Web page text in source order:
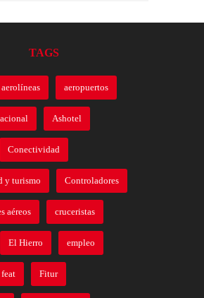
TAGS
aerolíneas aeropuertos
Ashotel
Conectividad
y turismo Controladores
aéreos cruceristas
El Hierro empleo
feat Fitur